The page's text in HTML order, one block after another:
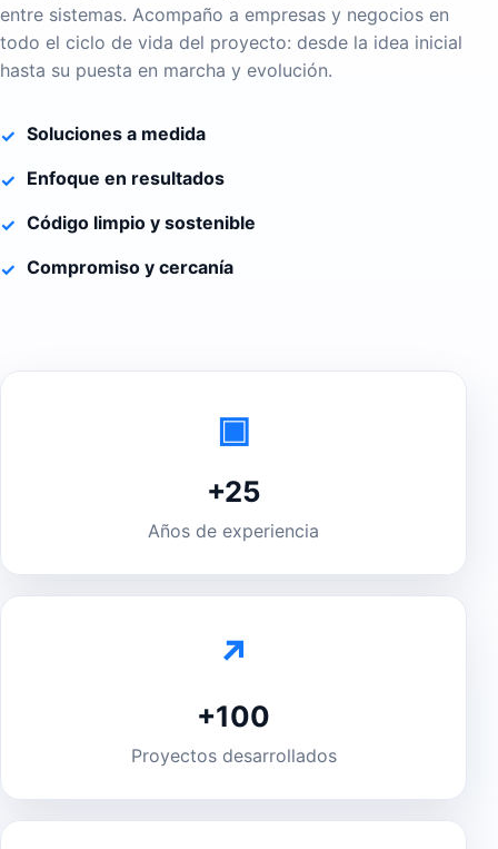
entre sistemas. Acompaño a empresas y negocios en
todo el ciclo de vida del proyecto: desde la idea inicial
hasta su puesta en marcha y evolución.
Soluciones a medida
Enfoque en resultados
Código limpio y sostenible
Compromiso y cercanía
▣
+25
Años de experiencia
↗
+100
Proyectos desarrollados